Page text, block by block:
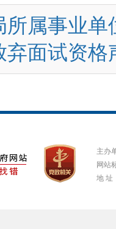
所属事业
弃面试资格
主办
网站
地 址